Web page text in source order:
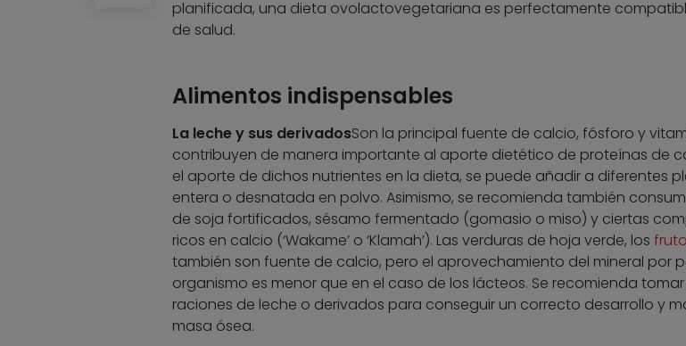
planificada, una dieta ovolactovegetariana es perfectamente
de salud.
Alimentos indispensables
La leche y sus derivadosSon la principal fuente de calcio, fósforo y
contribuyen de manera importante al aporte dietético de proteínas de
el aporte de dichos nutrientes en la dieta, se puede añadir a diferentes
entera o desnatada en polvo. Asimismo, se recomienda también
de soja fortificados, sésamo fermentado (gomasio o miso) y ciertas
ricos en calcio (‘Wakame’ o ‘Klamah’). Las verduras de hoja verde, los
también son fuente de calcio, pero el aprovechamiento del mineral por
organismo es menor que en el caso de los lácteos. Se recomienda
raciones de leche o derivados para conseguir un correcto desarrollo y
masa ósea.